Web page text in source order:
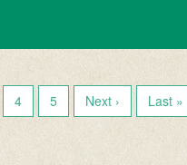
4 5 Next › Last »